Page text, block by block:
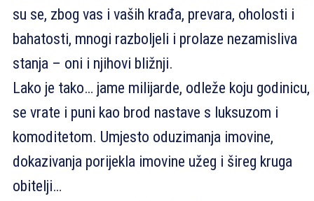
su se, zbog vas i vaših krađa, prevara, oholosti i
bahatosti, mnogi razboljeli i prolaze nezamisliva
stanja – oni i njihovi bližnji.
Lako je tako… jame milijarde, odleže koju godinicu,
se vrate i puni kao brod nastave s luksuzom i
komoditetom. Umjesto oduzimanja imovine,
dokazivanja porijekla imovine užeg i šireg kruga
obitelji…